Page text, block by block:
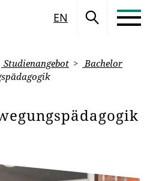
EN
Studienangebot
Bachelor